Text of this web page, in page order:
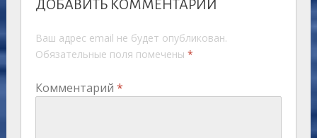
ДОБАВИТЬ КОММЕНТАРИЙ
Ваш адрес email не будет опубликован.
Обязательные поля помечены *
Комментарий *